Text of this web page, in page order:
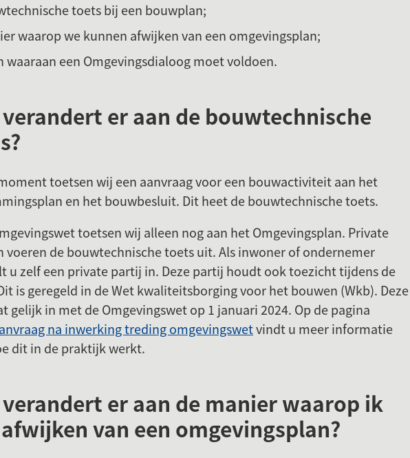
omhoog
en
omlaag
Gebruik
om
een
waarde
te
selecteren.
toets bij een bouwplan;
waarop we kunnen afwijken van een omgevingsplan;
waaraan een Omgevingsdialoog moet voldoen.
er aan de bouwtechnische
toetsen wij een aanvraag voor een bouwactiviteit aan het
en het bouwbesluit. Dit heet de bouwtechnische toets.
toetsen wij alleen nog aan het Omgevingsplan. Private
voeren de bouwtechnische toets uit. Als inwoner of ondernemer
u zelf een private partij in. Deze partij houdt ook toezicht tijdens de
is geregeld in de Wet kwaliteitsborging voor het bouwen (Wkb). Deze
gelijk in met de Omgevingswet op 1 januari 2024. Op de pagina
na inwerking treding omgevingswetvindt u meer informatie
dit in de praktijk werkt.
er aan de manier waarop ik
van een omgevingsplan?